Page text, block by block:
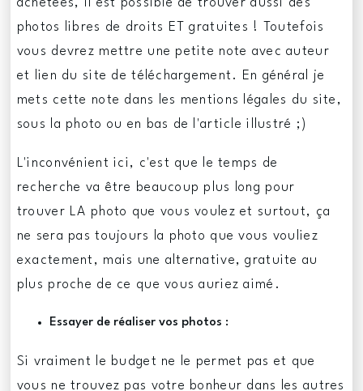
achetées, il est possible de trouver aussi des
photos libres de droits ET gratuites ! Toutefois
vous devrez mettre une petite note avec auteur
et lien du site de téléchargement. En général je
mets cette note dans les mentions légales du site,
sous la photo ou en bas de l'article illustré ;)
L'inconvénient ici, c'est que le temps de
recherche va être beaucoup plus long pour
trouver LA photo que vous voulez et surtout, ça
ne sera pas toujours la photo que vous vouliez
exactement, mais une alternative, gratuite au
plus proche de ce que vous auriez aimé.
Essayer de réaliser vos photos :
Si vraiment le budget ne le permet pas et que
vous ne trouvez pas votre bonheur dans les autres